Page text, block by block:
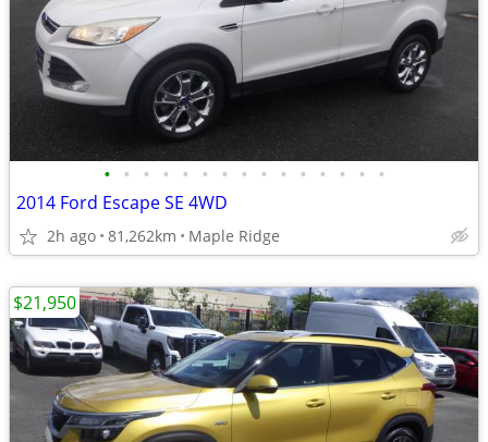
• • • • • • • • • • • • • • •
2014 Ford Escape SE 4WD
2h ago 81,262km Maple Ridge
$21,950